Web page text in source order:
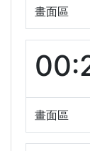
畫面區
畫面區